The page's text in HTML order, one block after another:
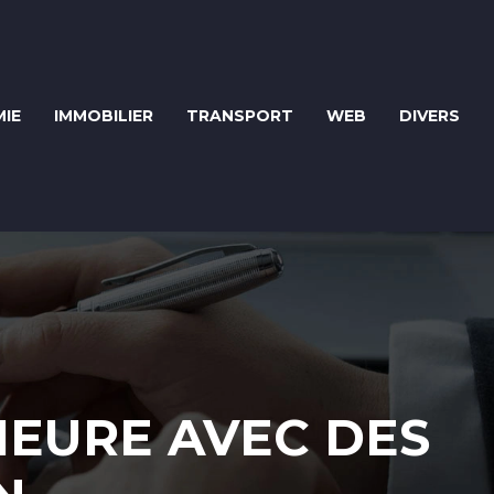
IMMOBILIER TRANSPORT WEB DIVERS
AVEC DES